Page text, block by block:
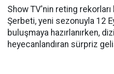
Show TV'nin reting rekorları
Şerbeti, yeni sezonuyla 12
buluşmaya hazırlanırken,
heyecanlandıran sürpriz